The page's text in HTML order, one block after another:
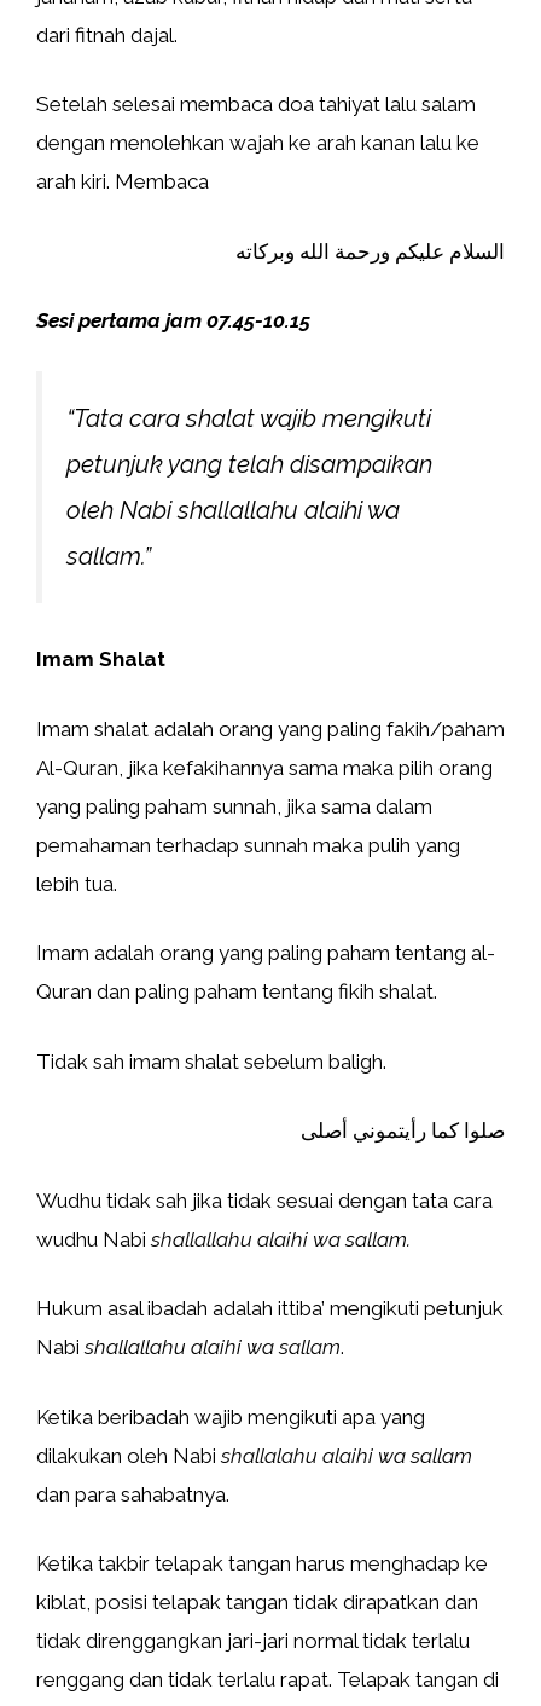
dari fitnah dajal.
Setelah selesai membaca doa tahiyat lalu salam
dengan menolehkan wajah ke arah kanan lalu ke
arah kiri. Membaca
السلام عليكم ورحمة الله وبركاته
Sesi pertama jam 07.45-10.15
“Tata cara shalat wajib mengikuti
petunjuk yang telah disampaikan
oleh Nabi shallallahu alaihi wa
sallam.”
Imam Shalat
Imam shalat adalah orang yang paling fakih/paham
Al-Quran, jika kefakihannya sama maka pilih orang
yang paling paham sunnah, jika sama dalam
pemahaman terhadap sunnah maka pulih yang
lebih tua.
Imam adalah orang yang paling paham tentang al-
Quran dan paling paham tentang fikih shalat.
Tidak sah imam shalat sebelum baligh.
صلوا كما رأيتموني أصلى
Wudhu tidak sah jika tidak sesuai dengan tata cara
wudhu Nabishallallahu alaihi wa sallam.
Hukum asal ibadah adalah ittiba’ mengikuti petunjuk
Nabishallallahu alaihi wa sallam.
Ketika beribadah wajib mengikuti apa yang
dilakukan oleh Nabishallalahu alaihi wa sallam
dan para sahabatnya.
Ketika takbir telapak tangan harus menghadap ke
kiblat, posisi telapak tangan tidak dirapatkan dan
tidak direnggangkan jari-jari normal tidak terlalu
renggang dan tidak terlalu rapat. Telapak tangan di